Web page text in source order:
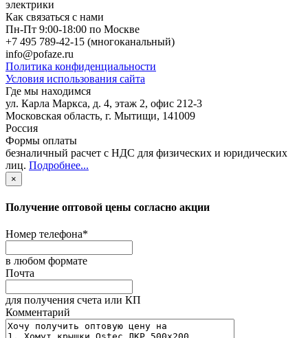
электрики
Как связаться с нами
Пн-Пт 9:00-18:00 по Москве
+7 495 789-42-15 (многоканальный)
info@pofaze.ru
Политика конфиденциальности
Условия использования сайта
Где мы находимся
ул. Карла Маркса, д. 4, этаж 2, офис 212-3
Московская область, г. Мытищи, 141009
Россия
Формы оплаты
безналичный расчет с НДС для физических и юридических
лиц. Подробнее...
×
Получение оптовой цены согласно акции
Номер телефона*
в любом формате
Почта
для получения счета или КП
Комментарий